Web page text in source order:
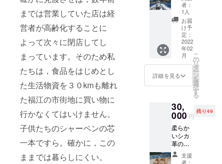
までは営業していた店は経
営者が高齢化することに
よって次々に閉店してし
まっています。そのため私
たちは，食品をはじめとし
た生活物資を３０kmも離れ
た福江の市街地に買い物に
行かなくてはいけません。
子供たちのシャーペンの芯
一本ですら。確かに，この
ままでは暮らしにくい。
で楽し
めま
す！ 旅
行実施
有効期
限は
2022年
12月ま
で。
◯1日定
出港す
る玉之
浦港ま
での旅
費及び
周辺で
の宿泊
りま
す）。
宿の玄
関先が
海。お
はよ
う！と
飛び出
すと潮
の香り
ます。
玉之浦
活を体
験して
みませ
んか。
旅行有
ルージ
ングペ
ア招待
(五島市
玉之浦
町まで
の交通
費，宿
泊費は
参加者
ご自身
さ
い。)。
玉之浦
港を出
港し，
赤灯台
を越え
て，大
者：
1人
お届
け予
定：
2022
年02
月
詳細を見る
こ
の
リ
タ
ー
ン
を
選
択
す
る
30,
000 円
残り49
柔らか
いシカ
革の赤
ちゃん
の靴支援
者：